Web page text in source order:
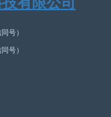
号）
号）